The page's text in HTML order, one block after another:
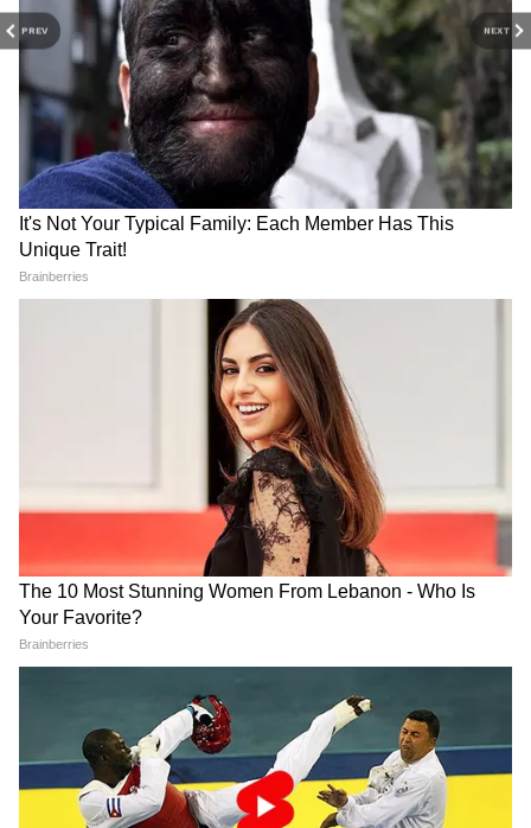
PREV NEXT
ये भी पढ़ें-
विनय पाठक की भगवान भरोसे ने UK Asian Film
Festival में जीता बेस्ट फिल्म का अवार्ड, देखें
ज़बरदस्त स्टोरी
RECOMMENDED STORIES
'सनी देओल बहुत प्रोफेशनल है',
संजीदा शेख ने बताया धर्मेंद्र की डेथ
के बाद का किस्सा
कैसी है 'ओह माय डॉग'?